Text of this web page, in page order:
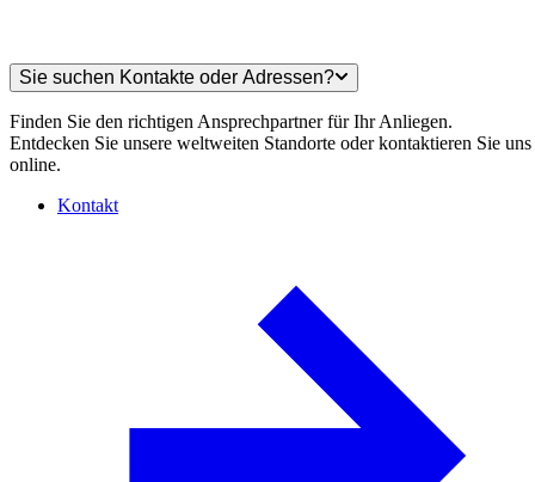
Sie suchen Kontakte oder Adressen?
Finden Sie den richtigen Ansprechpartner für Ihr Anliegen.
Entdecken Sie unsere weltweiten Standorte oder kontaktieren Sie uns
online.
Kontakt